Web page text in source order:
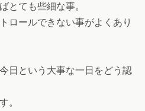
とても些細な事。
ロールできない事がよくあり
日という大事な一日をどう認
。